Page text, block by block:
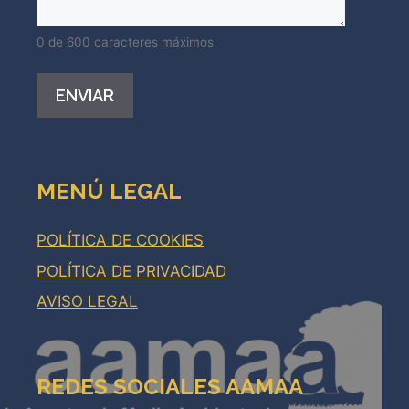
0 de 600 caracteres máximos
MENÚ LEGAL
POLÍTICA DE COOKIES
POLÍTICA DE PRIVACIDAD
AVISO LEGAL
REDES SOCIALES AAMAA